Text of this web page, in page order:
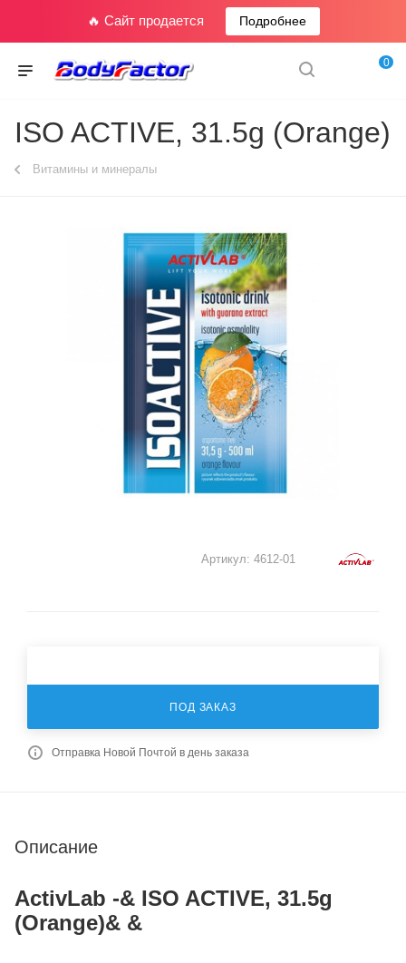
🔥 Сайт продается Подробнее
0
ISO ACTIVE, 31.5g (Orange)
Витамины и минералы
Артикул: 4612-01
ПОД ЗАКАЗ
Отправка Новой Почтой в день заказа
Описание
ActivLab -& ISO ACTIVE, 31.5g
(Orange)& &